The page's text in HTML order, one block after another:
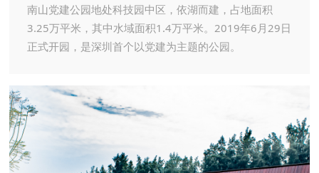
南山党建公园地处科技园中区，依湖而建，占地面积
3.25万平米，其中水域面积1.4万平米。2019年6月29日
正式开园，是深圳首个以党建为主题的公园。